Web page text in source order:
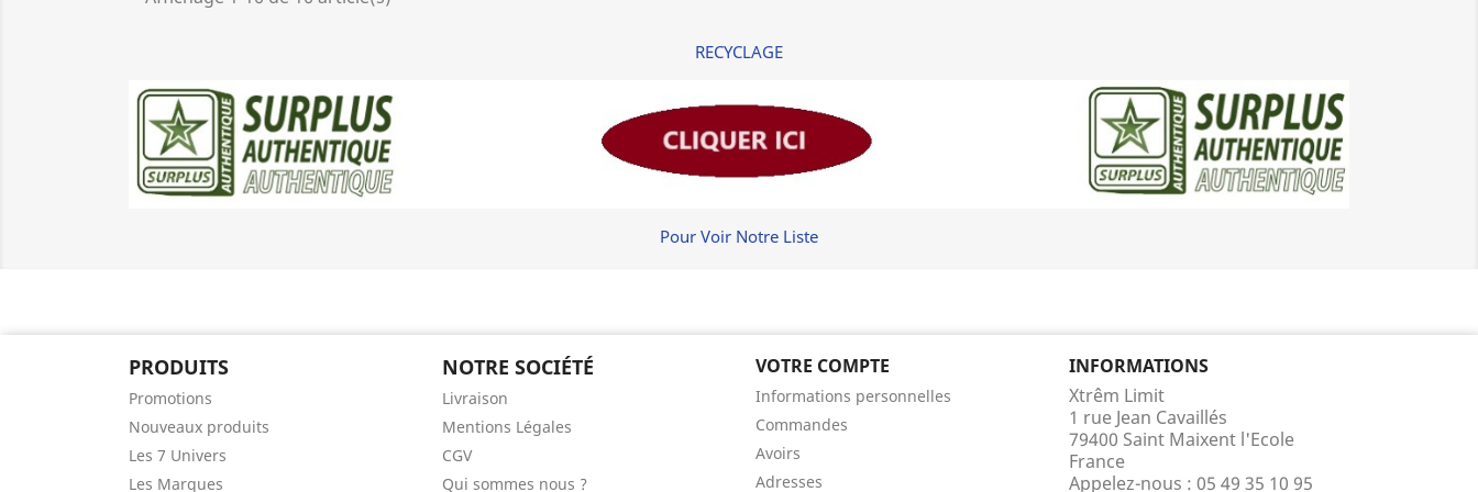
RECYCLAGE
Pour Voir Notre Liste
PRODUITS
Promotions
Nouveaux produits
Les 7 Univers
Les Marques
NOTRE SOCIÉTÉ
Livraison
Mentions Légales
CGV
Qui sommes nous ?
VOTRE COMPTE
Informations personnelles
Commandes
Avoirs
Adresses
INFORMATIONS
Xtrêm Limit
1 rue Jean Cavaillés
79400 Saint Maixent l'Ecole
France
Appelez-nous : 05 49 35 10 95